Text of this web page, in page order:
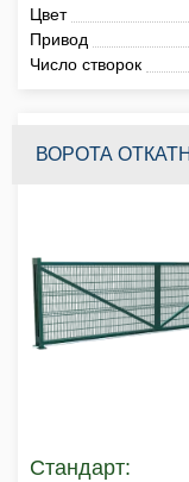
Цвет
Привод
Число створок
ВОРОТА
Стандарт: